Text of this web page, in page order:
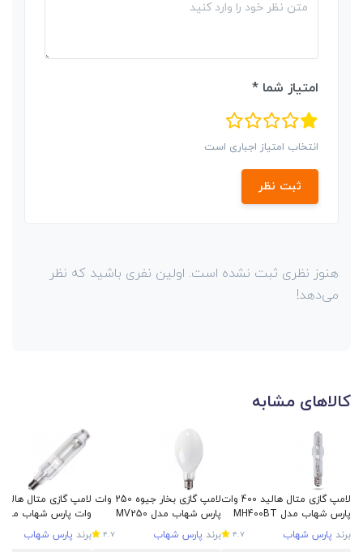
امتیاز شما *
انتخاب امتیاز اجباری است
ثبت نظر
هنوز نظری ثبت نشده است. اولین نفری باشید که نظر
می‌دهد!
کالاهای مشابه
لامپ گازی متال هالید 400 وات
پارس شهاب مدل MH400BT
سرپیچ E40برند پارس شهاب 4.7
لامپ گازی بخار جیوه 250 وات
پارس شهاب مدل MV250
سرپیچ E40برند پارس شهاب 4.7 سرپیچ E40برند پارس شهاب